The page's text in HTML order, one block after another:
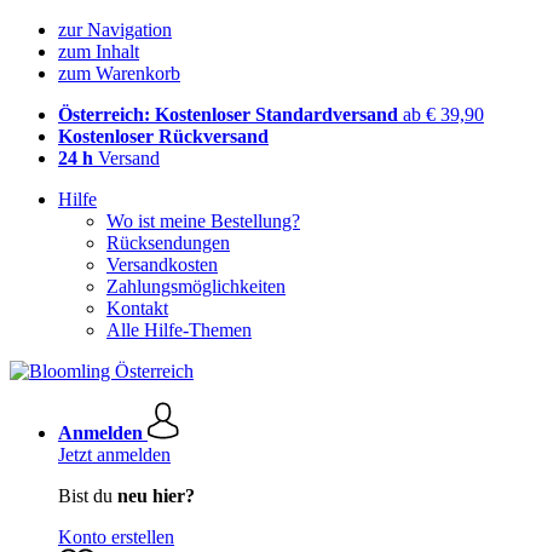
zur Navigation
zum Inhalt
zum Warenkorb
Österreich: Kostenloser Standardversand ab € 39,90
Kostenloser Rückversand
24 h Versand
Hilfe
Wo ist meine Bestellung?
Rücksendungen
Versandkosten
Zahlungsmöglichkeiten
Kontakt
Alle Hilfe-Themen
Anmelden
Jetzt anmelden
Bist du neu hier?
Konto erstellen